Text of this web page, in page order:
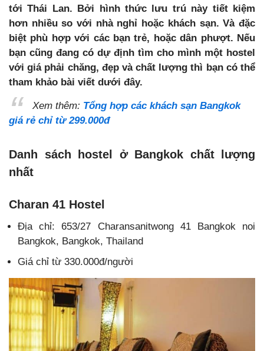
tới Thái Lan. Bởi hình thức lưu trú này tiết kiệm
hơn nhiều so với nhà nghỉ hoặc khách sạn. Và đặc
biệt phù hợp với các bạn trẻ, hoặc dân phượt. Nếu
bạn cũng đang có dự định tìm cho mình một hostel
với giá phải chăng, đẹp và chất lượng thì bạn có thể
tham khảo bài viết dưới đây.
Xem thêm: Tổng hợp các khách sạn Bangkok
giá rẻ chỉ từ 299.000đ
Danh sách hostel ở Bangkok chất lượng
nhất
Charan 41 Hostel
Địa chỉ: 653/27 Charansanitwong 41 Bangkok noi
Bangkok, Bangkok, Thailand
Giá chỉ từ 330.000đ/người